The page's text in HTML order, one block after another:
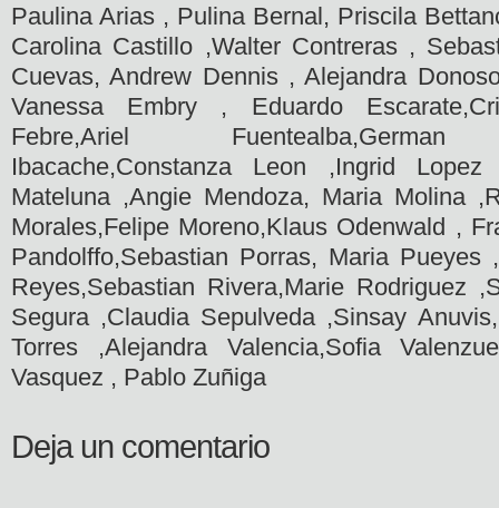
Paulina Arias , Pulina Bernal, Priscila
Carolina Castillo ,Walter Contreras ,
Cuevas, Andrew Dennis , Alejandra
Vanessa Embry , Eduardo
Febre,Ariel Fuentealba,German
Ibacache,Constanza Leon ,Ingrid Lopez
Mateluna ,Angie Mendoza, Maria Molina
Morales,Felipe Moreno,Klaus Odenwald ,
Pandolffo,Sebastian Porras, Maria Pueyes
Reyes,Sebastian Rivera,Marie Rodriguez
Segura ,Claudia Sepulveda ,Sinsay
Torres ,Alejandra Valencia,Sofia
Vasquez , Pablo Zuñiga
Deja un comentario